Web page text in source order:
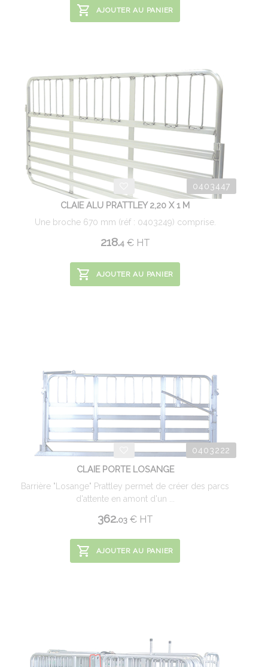
AJOUTER AU PANIER
0403447
CLAIE ALU PRATTLEY 2,20 X 1 M
Une broche 670 mm (réf : 0403249) comprise.
218.4 €HT
AJOUTER AU PANIER
0403222
CLAIE PORTE LOSANGE
Barrière "Losange" Prattley permet de créer des parcs
d'attente en amont d'un ...
362.03 €HT
AJOUTER AU PANIER